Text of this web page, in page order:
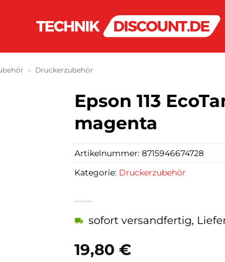
» Druckerzubehör
Epson 113
magenta
19,80 €
sofort versandfertig,
Artikelnummer: 8715946674728
Kategorie: Druckerzubehör